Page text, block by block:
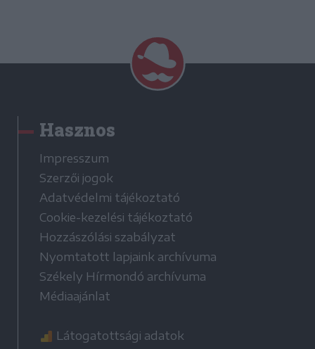
Hasznos
Impresszum
Szerzői jogok
Adatvédelmi tájékoztató
Cookie-kezelési tájékoztató
Hozzászólási szabályzat
Nyomtatott lapjaink archívuma
Székely Hírmondó archívuma
Médiaajánlat
Látogatottsági adatok